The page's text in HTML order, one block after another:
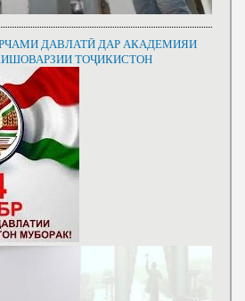
ДАВЛАТӢ ДАР АКАДЕМИЯИ
ТОҶИКИСТОН